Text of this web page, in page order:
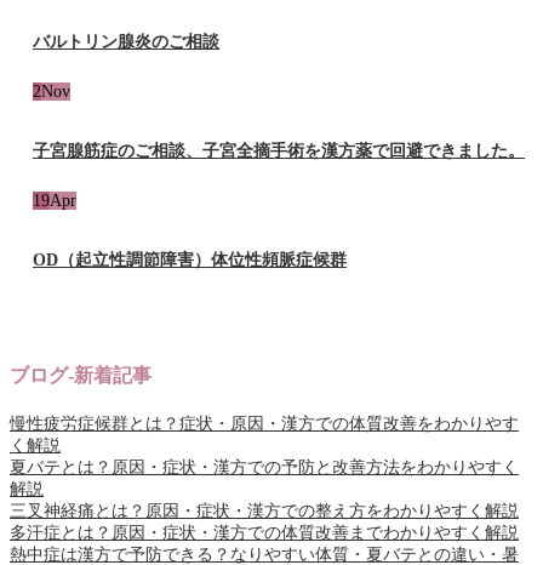
バルトリン腺炎のご相談
2Nov
子宮腺筋症のご相談、子宮全摘手術を漢方薬で回避できました。
19Apr
OD（起立性調節障害）体位性頻脈症候群
ブログ-新着記事
慢性疲労症候群とは？症状・原因・漢方での体質改善をわかりやす
く解説
夏バテとは？原因・症状・漢方での予防と改善方法をわかりやすく
解説
三叉神経痛とは？原因・症状・漢方での整え方をわかりやすく解説
多汗症とは？原因・症状・漢方での体質改善までわかりやすく解説
熱中症は漢方で予防できる？なりやすい体質・夏バテとの違い・暑